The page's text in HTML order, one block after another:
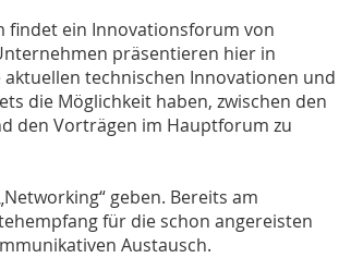
findet ein Innovationsforum von
präsentieren hier in
technischen Innovationen und
die Möglichkeit haben, zwischen den
den Vorträgen im Hauptforum zu
geben. Bereits am
für die schon angereisten
Austausch.